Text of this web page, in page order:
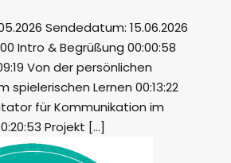
Sendedatum: 15.06.2026
Intro & Begrüßung 00:00:58
Von der persönlichen
spielerischen Lernen 00:13:22
für Kommunikation im
Projekt […]